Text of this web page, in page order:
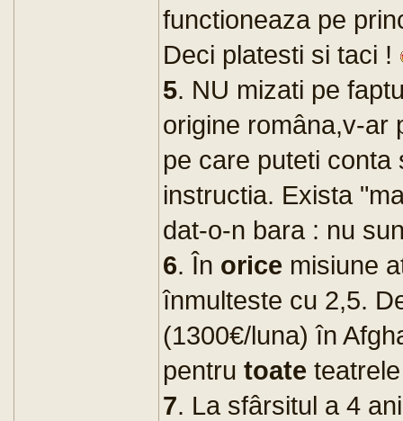
functioneaza pe
Deci platesti si taci !
5. NU mizati pe
origine româna,v-ar
pe care puteti
instructia. Exista
dat-o-n bara : nu
6. În orice misiune
înmulteste cu 2,5.
(1300€/luna) în
pentru toate
7. La sfârsitul a 4